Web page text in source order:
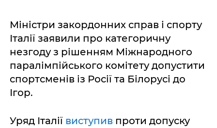
Міністри закордонних справ і спорту
Італії заявили про категоричну
незгоду з рішенням Міжнародного
паралімпійського комітету допустити
спортсменів із Росії та Білорусі до
Ігор.
Уряд Італії виступив проти допуску